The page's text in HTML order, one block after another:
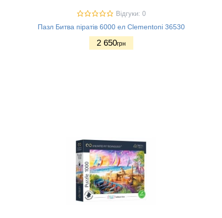
Відгуки: 0
Пазл Битва піратів 6000 ел Clementoni 36530
2 650грн